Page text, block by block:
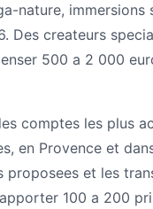
nature, immersions
Des createurs
500 a 2 000
comptes les plus
en Provence et
proposees et les
100 a 200